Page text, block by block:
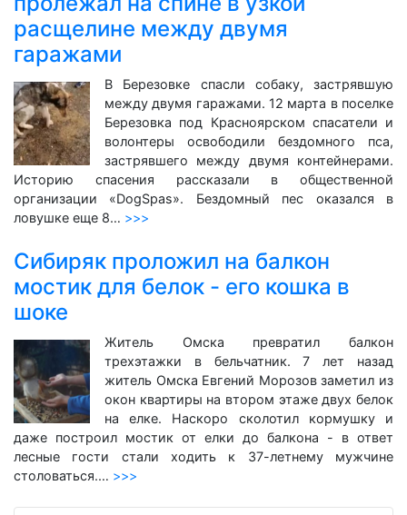
расщелине между двумя
гаражами
В Березовке спасли собаку, застрявшую
между двумя гаражами. 12 марта в поселке
Березовка под Красноярском спасатели и
волонтеры освободили бездомного пса,
застрявшего между двумя контейнерами.
Историю спасения рассказали в общественной
организации «DogSpas». Бездомный пес оказался в
ловушке еще 8… >>>
Сибиряк проложил на балкон
мостик для белок - его кошка в
шоке
Житель Омска превратил балкон
трехэтажки в бельчатник. 7 лет назад
житель Омска Евгений Морозов заметил из
окон квартиры на втором этаже двух белок
на елке. Наскоро сколотил кормушку и
даже построил мостик от елки до балкона - в ответ
лесные гости стали ходить к 37-летнему мужчине
столоваться.… >>>